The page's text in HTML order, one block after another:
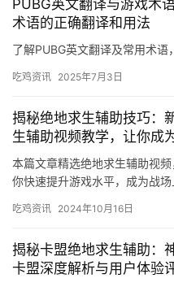
PUBG英文翻译与游戏术
术语的正确翻译和用法
了解PUBG英文翻译及常用术语
吃鸡资讯 2025年7月3日
揭秘绝地求生辅助技巧：
生辅助视频教学，让你成
本篇文章精选绝地求生辅助视
你快速提升游戏水平，成为战场
吃鸡资讯 2024年10月16日
揭秘卡盟绝地求生辅助：
卡盟深度解析与用户体验